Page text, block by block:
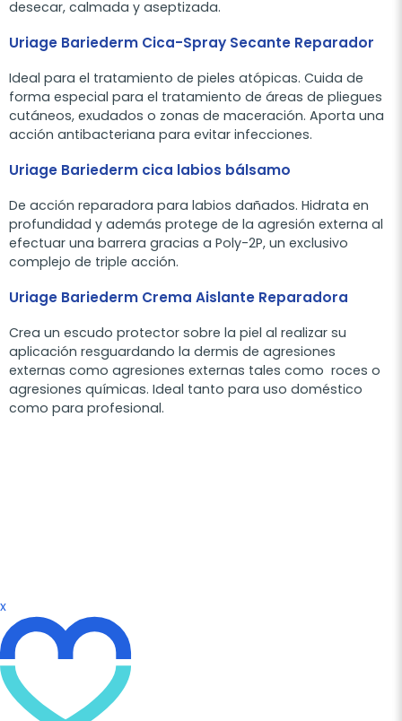
desecar, calmada y aseptizada.
Uriage Bariederm Cica-Spray Secante Reparador
Ideal para el tratamiento de pieles atópicas. Cuida de
forma especial para el tratamiento de áreas de pliegues
cutáneos, exudados o zonas de maceración. Aporta una
acción antibacteriana para evitar infecciones.
Uriage Bariederm cica labios bálsamo
De acción reparadora para labios dañados. Hidrata en
profundidad y además protege de la agresión externa al
efectuar una barrera gracias a Poly-2P, un exclusivo
complejo de triple acción.
Uriage Bariederm Crema Aislante Reparadora
Crea un escudo protector sobre la piel al realizar su
aplicación resguardando la dermis de agresiones
externas como agresiones externas tales como roces o
agresiones químicas. Ideal tanto para uso doméstico
como para profesional.
x